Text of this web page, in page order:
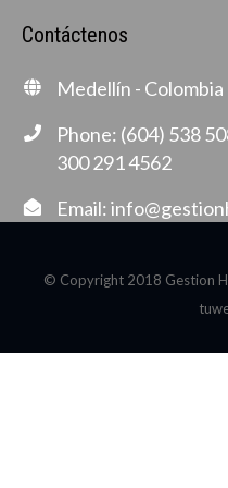
Contáctenos
Medellín - Colombia
Phone: (604) 538
300 291 4562
Email:
© Copyright 2018 Gestion